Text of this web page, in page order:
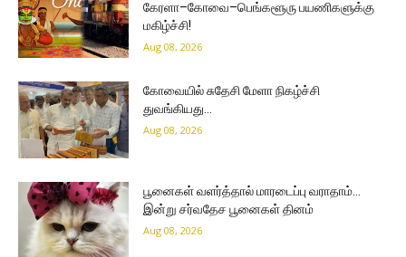
கேரளா–கோவை–பெங்களூரு பயணிகளுக்கு
மகிழ்ச்சி!
Aug 08, 2026
கோவையில் சுதேசி மேளா நிகழ்ச்சி
துவங்கியது…
Aug 08, 2026
பூனைகள் வளர்த்தால் மாரடைப்பு வராதாம்…
இன்று சர்வதேச பூனைகள் தினம்
Aug 08, 2026